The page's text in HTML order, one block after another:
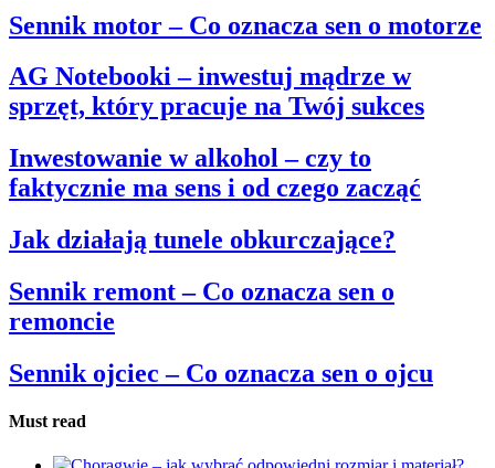
Sennik motor – Co oznacza sen o motorze
AG Notebooki – inwestuj mądrze w
sprzęt, który pracuje na Twój sukces
Inwestowanie w alkohol – czy to
faktycznie ma sens i od czego zacząć
Jak działają tunele obkurczające?
Sennik remont – Co oznacza sen o
remoncie
Sennik ojciec – Co oznacza sen o ojcu
Must read